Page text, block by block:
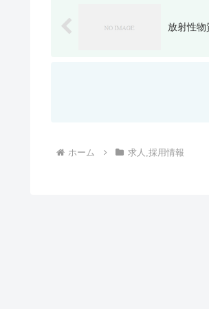
放射性
ホーム 求人,採用情報